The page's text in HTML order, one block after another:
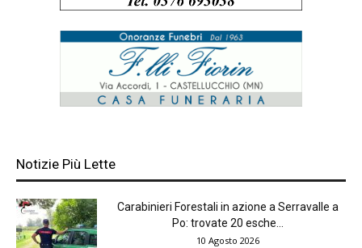
Notizie Più Lette
Carabinieri Forestali in azione a Serravalle a
Po: trovate 20 esche...
10 Agosto 2026